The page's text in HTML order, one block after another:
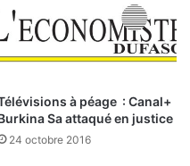
à péage : Canal+
Sa attaqué en justice
24 octobre 2016